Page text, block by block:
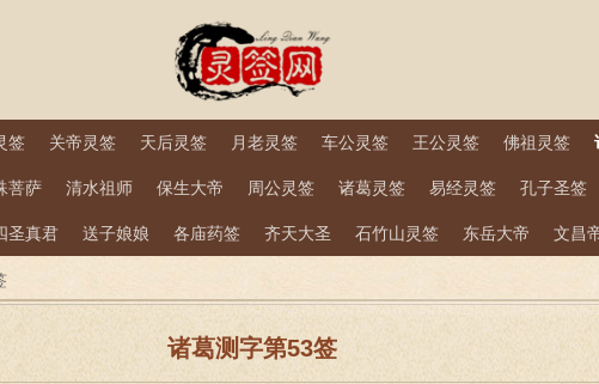
签 关帝灵签 天后灵签 月老灵签 车公灵签 王公灵签 佛祖灵签
菩萨 清水祖师 保生大帝 周公灵签 诸葛灵签 易经灵签 孔子圣签
圣真君 送子娘娘 各庙药签 齐天大圣 石竹山灵签 东岳大帝 文昌
诸葛测字第53签